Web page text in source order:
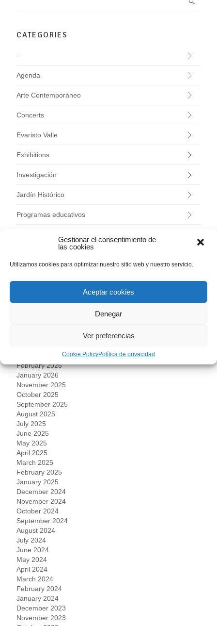
Gestionar el consentimiento de
las cookies
Utilizamos cookies para optimizar nuestro sitio web y nuestro servicio.
Aceptar cookies
Denegar
Ver preferencias
Cookie PolicyPolítica de privacidad
CATEGORIES
–
Agenda
Arte Contemporáneo
Concerts
Evaristo Valle
Exhibitions
Investigación
Jardín Histórico
Programas educativos
February 2026
January 2026
November 2025
October 2025
September 2025
August 2025
July 2025
June 2025
May 2025
April 2025
March 2025
February 2025
January 2025
December 2024
November 2024
October 2024
September 2024
August 2024
July 2024
June 2024
May 2024
April 2024
March 2024
February 2024
January 2024
December 2023
November 2023